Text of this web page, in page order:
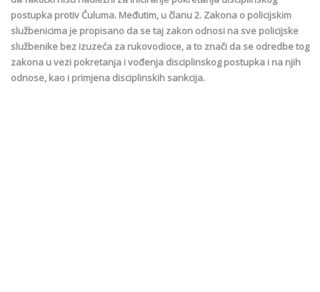
postupka protiv Ćuluma. Međutim, u članu 2. Zakona o policijskim
službenicima je propisano da se taj zakon odnosi na sve policijske
službenike bez izuzeća za rukovodioce, a to znači da se odredbe tog
zakona u vezi pokretanja i vođenja disciplinskog postupka i na njih
odnose, kao i primjena disciplinskih sankcija.